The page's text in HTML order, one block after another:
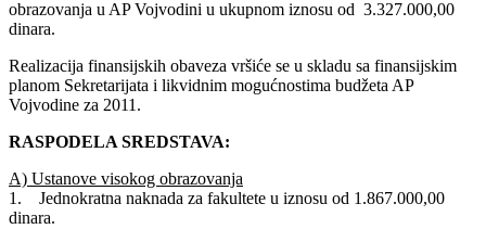
obrazovanja u AP Vojvodini u ukupnom iznosu od 3.327.000,00
dinara.
Realizacija finansijskih obaveza vršiće se u skladu sa finansijskim
planom Sekretarijata i likvidnim mogućnostima budžeta AP
Vojvodine za 2011.
RASPODELA SREDSTAVA:
A) Ustanove visokog obrazovanja
1. Jednokratna naknada za fakultete u iznosu od 1.867.000,00
dinara.